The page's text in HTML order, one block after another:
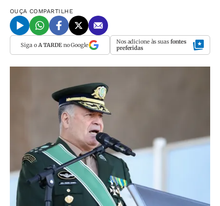
OUÇA COMPARTILHE
Siga o A TARDEno Google Nos adicione às suas fontes
preferidas